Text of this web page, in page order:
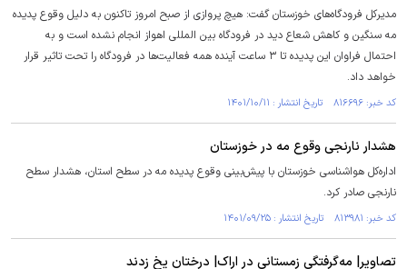
مدیرکل فرودگاه‌های خوزستان گفت: هیچ پروازی از صبح امروز تاکنون به دلیل وقوع پدیده
مه سنگین و کاهش شعاع دید در فرودگاه بین المللی اهواز انجام نشده است و به
احتمال فراوان این پدیده تا ۳ ساعت آینده همه فعالیت‌ها در فرودگاه را تحت تاثیر قرار
خواهد داد.
کد خبر: ۸۱۶۶۹۶ تاریخ انتشار : ۱۴۰۱/۱۰/۱۱
هشدار نارنجی وقوع مه در خوزستان
اداره‌کل هواشناسی خوزستان با پیش‌بینی وقوع پدیده مه در سطح استان، هشدار سطح
نارنجی صادر کرد.
کد خبر: ۸۱۳۹۸۱ تاریخ انتشار : ۱۴۰۱/۰۹/۲۵
تصاویر| مه‌گرفتگی زمستانی در اراک| درختان یخ زدند